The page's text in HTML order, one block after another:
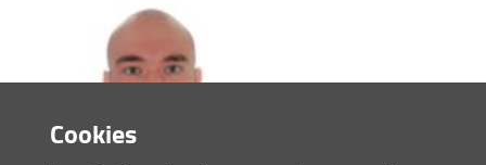
Ph.D. cycles completed
Cookies